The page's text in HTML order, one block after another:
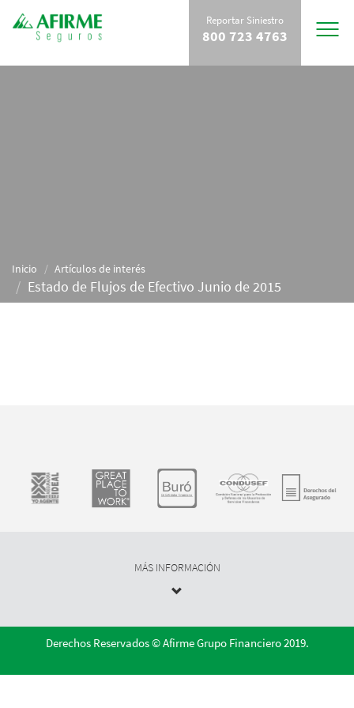
Toggle
Reportar Siniestro
800 723 4763
Inicio Artículos de interés
Estado de Flujos de Efectivo Junio de 2015
MÁS INFORMACIÓN
Derechos Reservados © Afirme Grupo Financiero 2019.